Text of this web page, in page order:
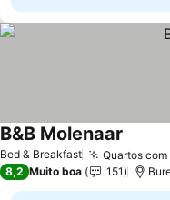
Bed & Breakfast Quartos
B&B Molenaar
8,2 Muito boa 151